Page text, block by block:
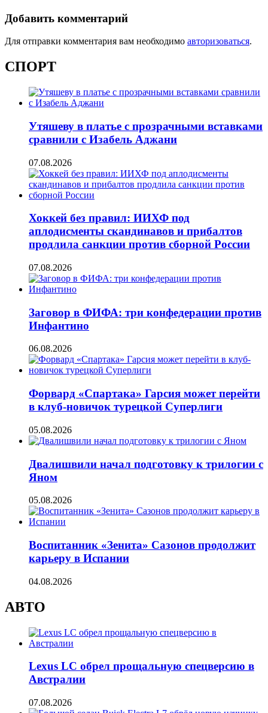
Добавить комментарий
Для отправки комментария вам необходимо авторизоваться.
СПОРТ
Утяшеву в платье с прозрачными вставками
сравнили с Изабель Аджани
07.08.2026
Хоккей без правил: ИИХФ под
аплодисменты скандинавов и прибалтов
продлила санкции против сборной России
07.08.2026
Заговор в ФИФА: три конфедерации против
Инфантино
06.08.2026
Форвард «Спартака» Гарсия может перейти
в клуб-новичок турецкой Суперлиги
05.08.2026
Двалишвили начал подготовку к трилогии с
Яном
05.08.2026
Воспитанник «Зенита» Сазонов продолжит
карьеру в Испании
04.08.2026
АВТО
Lexus LC обрел прощальную спецверсию в
Австралии
07.08.2026